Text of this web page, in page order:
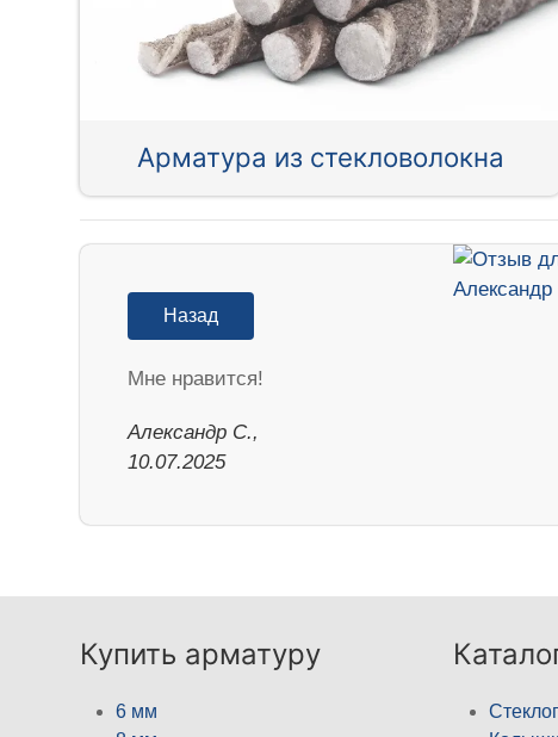
Арматура из стекловолокна
Назад
Мне нравится!
Александр С.,
10.07.2025
Купить арматуру
6 мм